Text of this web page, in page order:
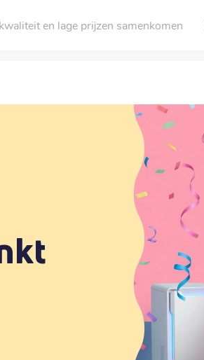
en lage prijzen samenkomen